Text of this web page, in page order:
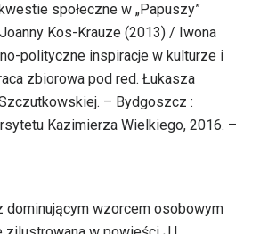
społeczne w „Papuszy”
Kos-Krauze (2013) / Iwona
polityczne inspiracje w kulturze i
zbiorowa pod red. Łukasza
– Bydgoszcz :
Kazimierza Wielkiego, 2016. –
dominującym wzorcem osobowym